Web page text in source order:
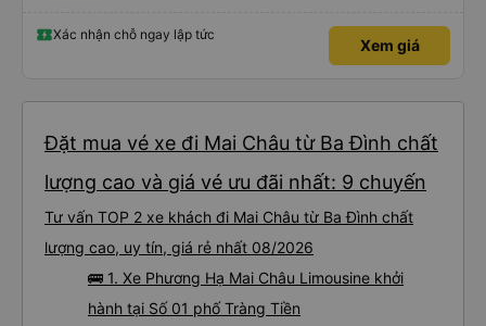
Xác nhận chỗ ngay lập tức
Xem giá
Đặt mua vé xe đi Mai Châu từ Ba Đình chất
lượng cao và giá vé ưu đãi nhất: 9 chuyến
Tư vấn TOP 2 xe khách đi Mai Châu từ Ba Đình chất
lượng cao, uy tín, giá rẻ nhất 08/2026
🚌 1. Xe Phương Hạ Mai Châu Limousine khởi
hành tại Số 01 phố Tràng Tiền